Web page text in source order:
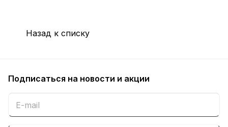
Назад к списку
Подписаться на новости и акции